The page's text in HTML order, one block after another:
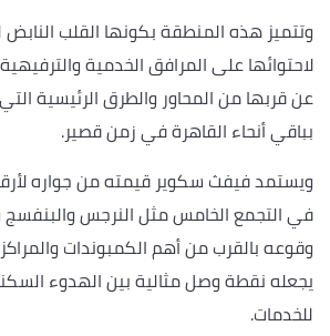
وتتميز هذه المنطقة بكونها القلب النابض
لاحتوائها على المرافق الخدمية
عن قربها من المحاور والطرق الرئيسية
بباقي أنحاء القاهرة في زمن قصير.
ويستمد فيفث سكوير قيمته من جواره
في التجمع الخامس مثل النرجس والبنفسج
وقوعه بالقرب من أهم الكمبوندات والمراكز
يجعله نقطة وصل مثالية بين الهدوء
للخدمات.